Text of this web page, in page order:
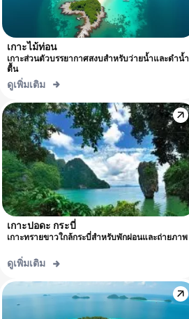
เกาะไม้ท่อน
เกาะส่วนตัวบรรยากาศสงบสำหรับว่ายน้ำและดำน้ำ
ตื้น
ดูเพิ่มเติม
เกาะปอดะ กระบี่
เกาะทรายขาวใกล้กระบี่สำหรับพักผ่อนและถ่ายภาพ
ดูเพิ่มเติม